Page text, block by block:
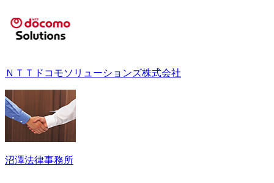
ＮＴＴドコモソリューションズ株式会社
沼澤法律事務所